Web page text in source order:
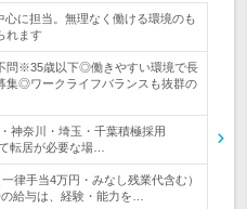
に担当。無理なく働ける環境のも
れます
問※35歳以下◎働きやすい環境で長
集◎ワークライフバランスも抜群の
神奈川・埼玉・千葉積極採用
転居が必要な場…
律手当4万円・みなし残業代含む）
給与は、経験・能力を…